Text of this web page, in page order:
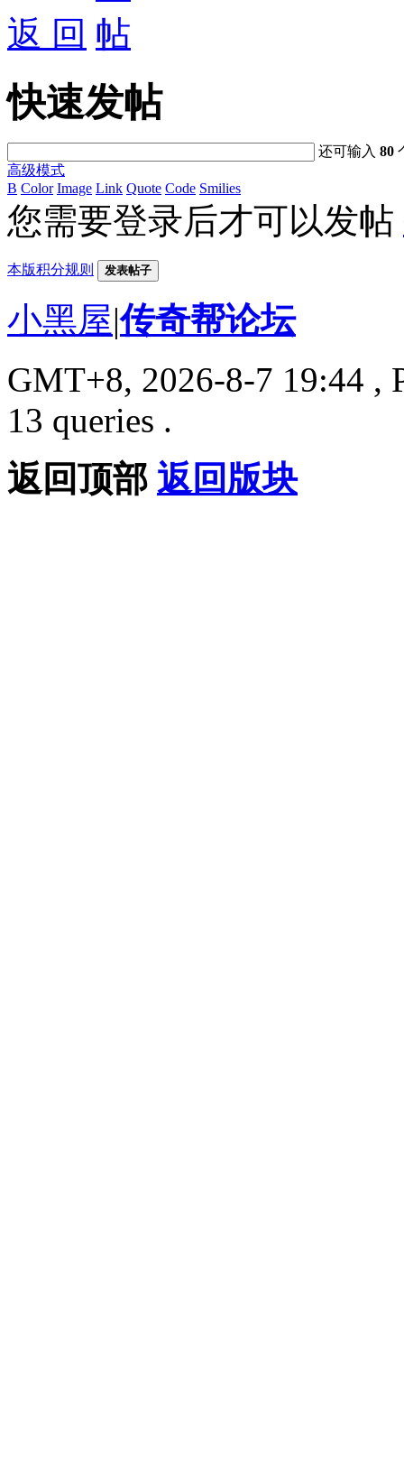
返 回
快速发帖
还可输入80
高级模式
B Color Image Link Quote Code Smilies
您需要登录后才可以发帖
本版积分规则 发表帖子
小黑屋|传奇帮论坛
GMT+8, 2026-8-7 19:44 ,
13 queries .
返回顶部 返回版块